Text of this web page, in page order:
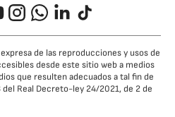
InstagramWhatsappLinkedIn
TikTok
de las reproducciones y usos de
desde este sitio web a medios
que resulten adecuados a tal fin de
Real Decreto-ley 24/2021, de 2 de